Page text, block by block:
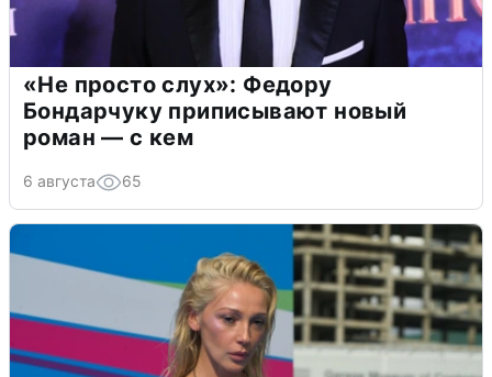
«Не просто слух»: Федору
Бондарчуку приписывают новый
роман — с кем
6 августа 65